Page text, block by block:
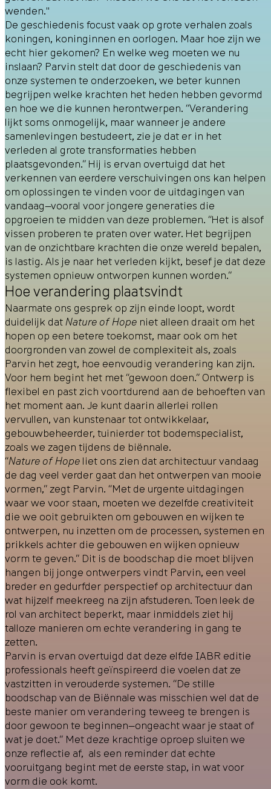
wenden."
De geschiedenis focust vaak op grote verhalen zoals
koningen, koninginnen en oorlogen. Maar hoe zijn we
echt hier gekomen? En welke weg moeten we nu
inslaan? Parvin stelt dat door de geschiedenis van
onze systemen te onderzoeken, we beter kunnen
begrijpen welke krachten het heden hebben gevormd
en hoe we die kunnen herontwerpen. “Verandering
lijkt soms onmogelijk, maar wanneer je andere
samenlevingen bestudeert, zie je dat er in het
verleden al grote transformaties hebben
plaatsgevonden.” Hij is ervan overtuigd dat het
verkennen van eerdere verschuivingen ons kan helpen
om oplossingen te vinden voor de uitdagingen van
vandaag—vooral voor jongere generaties die
opgroeien te midden van deze problemen. “Het is alsof
vissen proberen te praten over water. Het begrijpen
van de onzichtbare krachten die onze wereld bepalen,
is lastig. Als je naar het verleden kijkt, besef je dat deze
systemen opnieuw ontworpen kunnen worden.”
Hoe verandering plaatsvindt
Naarmate ons gesprek op zijn einde loopt, wordt
duidelijk datNature of Hope niet alleen draait om het
hopen op een betere toekomst, maar ook om het
doorgronden van zowel de complexiteit als, zoals
Parvin het zegt, hoe eenvoudig verandering kan zijn.
Voor hem begint het met “gewoon doen.” Ontwerp is
flexibel en past zich voortdurend aan de behoeften van
het moment aan. Je kunt daarin allerlei rollen
vervullen, van kunstenaar tot ontwikkelaar,
gebouwbeheerder, tuinierder tot bodemspecialist,
zoals we zagen tijdens de biënnale.
“Nature of Hope liet ons zien dat architectuur vandaag
de dag veel verder gaat dan het ontwerpen van mooie
vormen,” zegt Parvin. “Met de urgente uitdagingen
waar we voor staan, moeten we dezelfde creativiteit
die we ooit gebruikten om gebouwen en wijken te
ontwerpen, nu inzetten om de processen, systemen en
prikkels achter die gebouwen en wijken opnieuw
vorm te geven.” Dit is de boodschap die moet blijven
hangen bij jonge ontwerpers vindt Parvin, een veel
breder en gedurfder perspectief op architectuur dan
wat hijzelf meekreeg na zijn afstuderen. Toen leek de
rol van architect beperkt, maar inmiddels ziet hij
talloze manieren om echte verandering in gang te
zetten.
Parvin is ervan overtuigd dat deze elfde IABR editie
professionals heeft geïnspireerd die voelen dat ze
vastzitten in verouderde systemen. “De stille
boodschap van de Biënnale was misschien wel dat de
beste manier om verandering teweeg te brengen is
door gewoon te beginnen—ongeacht waar je staat of
wat je doet.” Met deze krachtige oproep sluiten we
onze reflectie af, als een reminder dat echte
vooruitgang begint met de eerste stap, in wat voor
vorm die ook komt.